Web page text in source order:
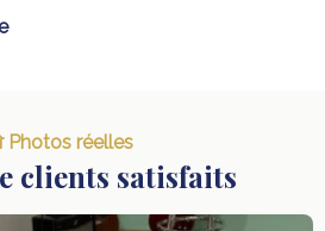
Photos réelles
clients satisfaits